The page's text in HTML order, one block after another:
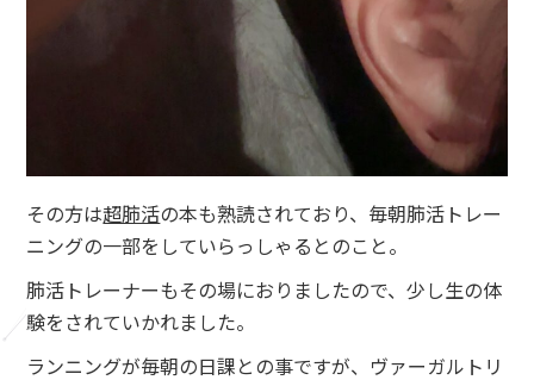
その方は超肺活の本も熟読されており、毎朝肺活トレー
ニングの一部をしていらっしゃるとのこと。
肺活トレーナーもその場におりましたので、少し生の体
験をされていかれました。
ランニングが毎朝の日課との事ですが、ヴァーガルトリ